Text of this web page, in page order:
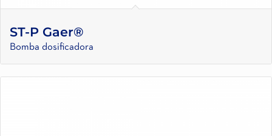
ST-P Gaer®
Bomba dosificadora